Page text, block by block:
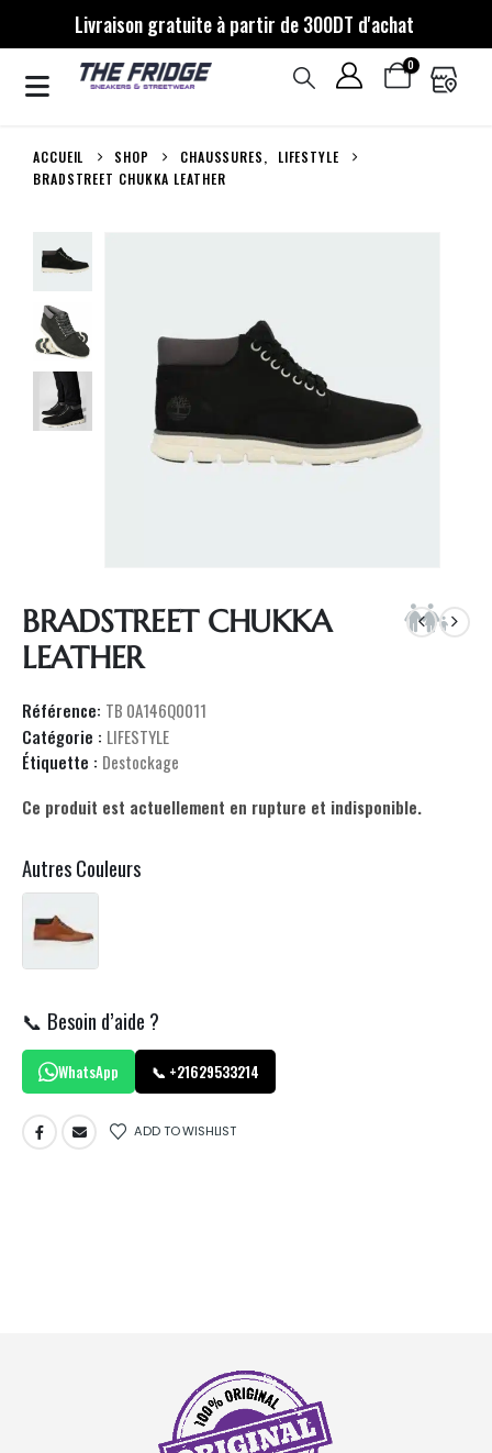
Livraison gratuite à partir de 300DT d'achat
0
ACCUEIL SHOP CHAUSSURES,
LIFESTYLE
BRADSTREET CHUKKA LEATHER
BRADSTREET CHUKKA
LEATHER
Référence: TB 0A146Q0011
Catégorie : LIFESTYLE
Étiquette : Destockage
Ce produit est actuellement en rupture et indisponible.
Autres Couleurs
📞 Besoin d’aide ?
WhatsApp 📞 +21629533214
ADD TO WISHLIST